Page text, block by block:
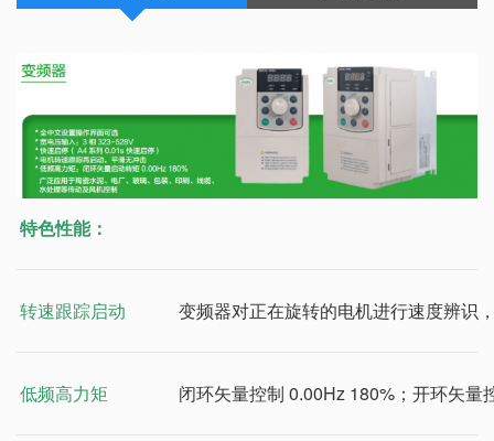
特色性能：
转速跟踪启动 变频器对正在旋转的电机进行速度辨识
低频高力矩 闭环矢量控制 0.00Hz 180%；开环矢